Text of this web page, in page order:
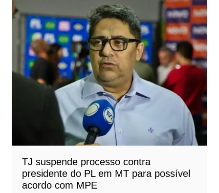
TJ suspende processo contra
presidente do PL em MT para possível
acordo com MPE